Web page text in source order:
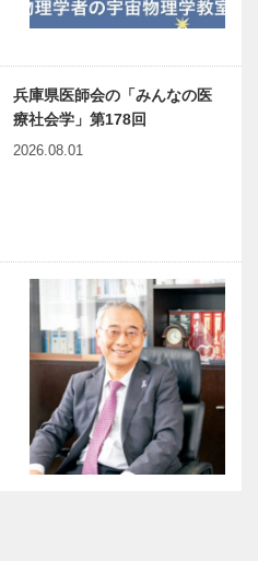
兵庫県医師会の「みんなの医
療社会学」第178回
2026.08.01